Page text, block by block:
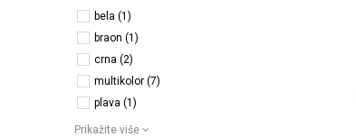
bela (1)
braon (1)
crna (2)
multikolor (7)
plava (1)
Prikažite više